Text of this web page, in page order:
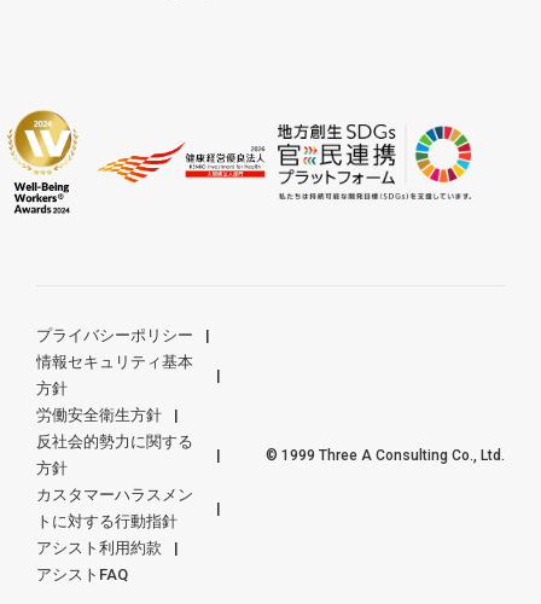
プライバシーポリシー
情報セキュリティ基本
方針
労働安全衛生方針
反社会的勢力に関する
方針
カスタマーハラスメン
トに対する行動指針
アシスト利用約款
アシストFAQ
© 1999 Three A Consulting Co., Ltd.